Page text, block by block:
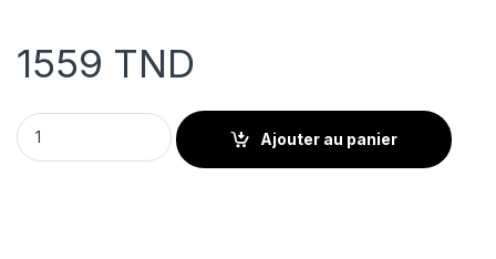
1559 TND
APPLE WATCH SE GPS (2022) 44MM - Noir quantity
Ajouter au panier